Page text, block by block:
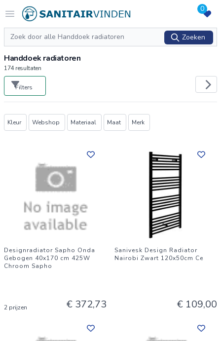
Open menu
Logo sanitairvinden.nl 0
Zoeken
Zoeken
Handdoek radiatoren
174resultaten
Filters
Producten
Kleur Webshop Materiaal Maat Merk
Designradiator Sapho Onda
Gebogen 40x170 cm 425W
Chroom Sapho
2 prijzen € 372,73
Sanivesk Design Radiator
Nairobi Zwart 120x50cm Ce
€ 109,00